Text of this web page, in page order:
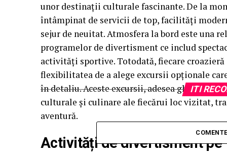
unor destinații culturale fascinante. De la
întâmpinat de servicii de top, facilități
sejur de neuitat. Atmosfera la bord este una
programelor de divertisment ce includ
activități sportive. Totodată, fiecare
flexibilitatea de a alege excursii opționale
în detaliu. Aceste excursii, adesea ghidate
culturale și culinare ale fiecărui loc vizitat,
aventură.
Activități de divertisment pe
ITI